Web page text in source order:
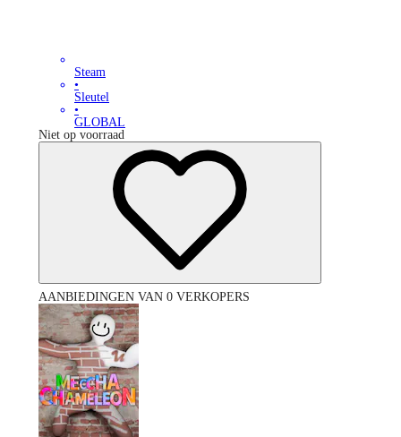
Steam
•
Sleutel
•
GLOBAL
Niet op voorraad
AANBIEDINGEN VAN 0 VERKOPERS